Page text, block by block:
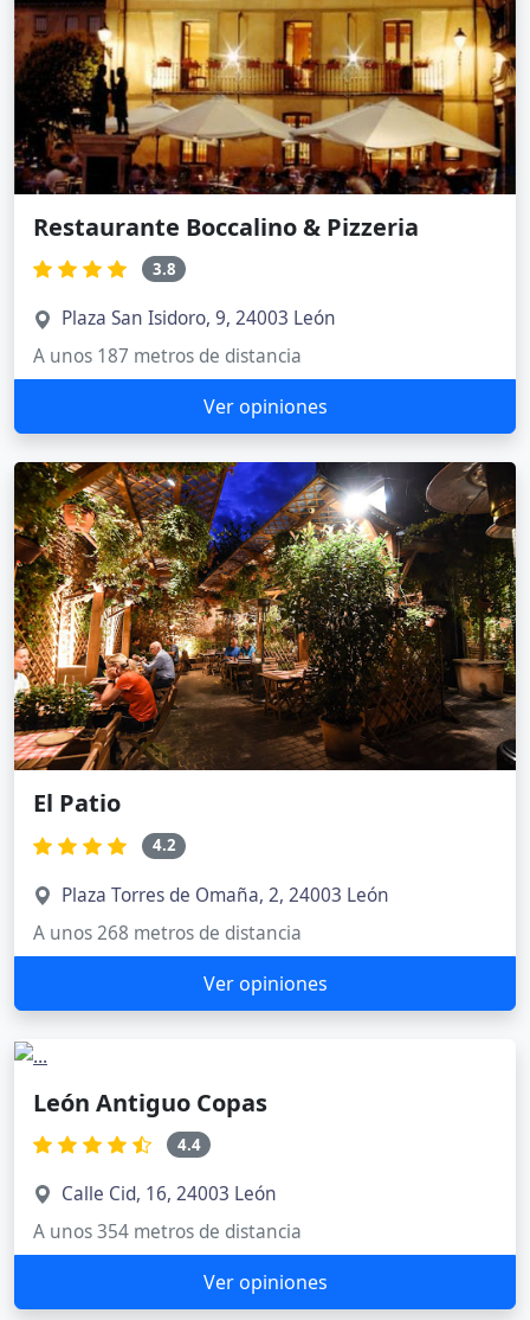
Restaurante Boccalino & Pizzeria
3.8
Plaza San Isidoro, 9, 24003 León
A unos 187 metros de distancia
Ver opiniones
El Patio
4.2
Plaza Torres de Omaña, 2, 24003 León
A unos 268 metros de distancia
Ver opiniones
León Antiguo Copas
4.4
Calle Cid, 16, 24003 León
A unos 354 metros de distancia
Ver opiniones